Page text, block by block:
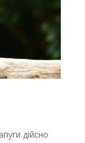
дійсно